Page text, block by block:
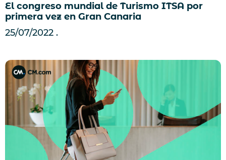
El congreso mundial de Turismo ITSA por
primera vez en Gran Canaria
25/07/2022